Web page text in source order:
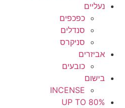
נעליים
כפכפים
סנדלים
סניקרס
אביזרים
כובעים
בישום
INCENSE
UP TO 80%